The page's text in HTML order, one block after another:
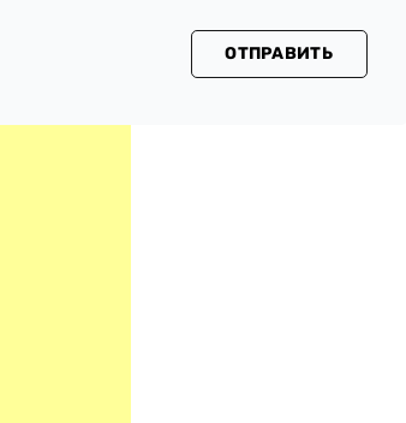
ОТПРАВИТЬ